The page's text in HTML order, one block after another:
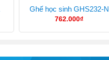
Ghế học sinh GHS232-N
762.000₫